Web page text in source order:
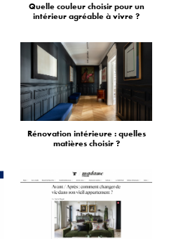
Quelle couleur choisir pour un
intérieur agréable à vivre ?
Rénovation intérieure : quelles
matières choisir ?